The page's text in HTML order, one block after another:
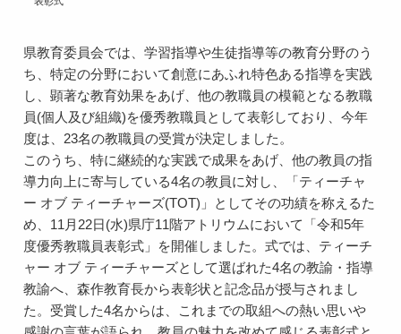
県教育委員会では、学習指導や生徒指導等の教育分野のう
ち、特定の分野において創意にあふれ特色ある指導を実践
し、顕著な教育効果をあげ、他の教職員の模範となる教職
員(個人及び組織)を優秀教職員として表彰しており、今年
度は、23名の教職員の受賞が決定しました。
このうち、特に継続的な実践で成果をあげ、他の教員の指
導力向上に寄与している4名の教員に対し、「ティーチャ
ー オブ ティーチャーズ(TOT)」としてその功績を称えるた
め、11月22日(水)県庁11階アトリウムにおいて「令和5年
度優秀教職員表彰式」を開催しました。式では、ティーチ
ャー オブ ティーチャーズとして選ばれた4名の教諭・指導
教諭へ、森作教育長から表彰状と記念品が授与されまし
た。受賞した4名からは、これまでの取組への熱い思いや